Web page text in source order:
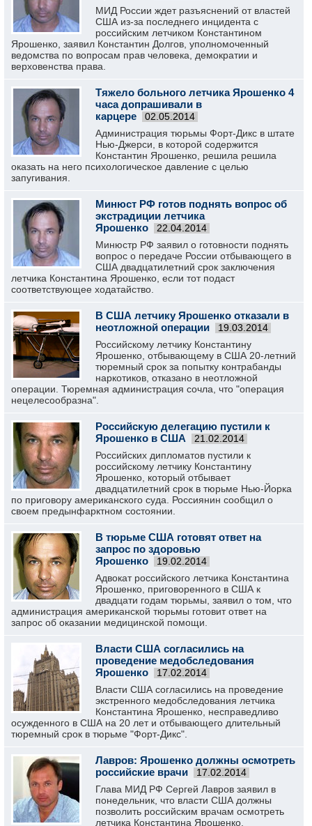
МИД России ждет разъяснений от властей
США из-за последнего инцидента с
российским летчиком Константином
Ярошенко, заявил Константин Долгов, уполномоченный
ведомства по вопросам прав человека, демократии и
верховенства права.
Тяжело больного летчика Ярошенко 4
часа допрашивали в
карцере
02.05.2014
Администрация тюрьмы Форт-Дикс в штате
Нью-Джерси, в которой содержится
Константин Ярошенко, решила решила
оказать на него психологическое давление с целью
запугивания.
Минюст РФ готов поднять вопрос об
экстрадиции летчика
Ярошенко
22.04.2014
Минюстр РФ заявил о готовности поднять
вопрос о передаче России отбывающего в
США двадцатилетний срок заключения
летчика Константина Ярошенко, если тот подаст
соответствующее ходатайство.
В США летчику Ярошенко отказали в
неотложной операции
19.03.2014
Российскому летчику Константину
Ярошенко, отбывающему в США 20-летний
тюремный срок за попытку контрабанды
наркотиков, отказано в неотложной
операции. Тюремная администрация сочла, что "операция
нецелесообразна".
Российскую делегацию пустили к
Ярошенко в США
21.02.2014
Российских дипломатов пустили к
российскому летчику Константину
Ярошенко, который отбывает
двадцатилетний срок в тюрьме Нью-Йорка
по приговору американского суда. Россиянин сообщил о
своем предынфарктном состоянии.
В тюрьме США готовят ответ на
запрос по здоровью
Ярошенко
19.02.2014
Адвокат российского летчика Константина
Ярошенко, приговоренного в США к
двадцати годам тюрьмы, заявил о том, что
администрация американской тюрьмы готовит ответ на
запрос об оказании медицинской помощи.
Власти США согласились на
проведение медобследования
Ярошенко
17.02.2014
Власти США согласились на проведение
экстренного медобследования летчика
Константина Ярошенко, несправедливо
осужденного в США на 20 лет и отбывающего длительный
тюремный срок в тюрьме "Форт-Дикс".
Лавров: Ярошенко должны осмотреть
российские врачи
17.02.2014
Глава МИД РФ Сергей Лавров заявил в
понедельник, что власти США должны
позволить российским врачам осмотреть
летчика Константина Ярошенко,